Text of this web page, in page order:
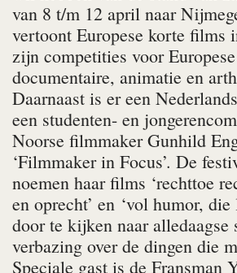
van 8 t/m 12 april naar
vertoont Europese korte films
zijn competities voor
documentaire, animatie en
Daarnaast is er een
een studenten- en
Noorse filmmaker Gunhild
‘Filmmaker in Focus’. De
noemen haar films ‘rechttoe
en oprecht’ en ‘vol humor,
door te kijken naar alledaagse
verbazing over de dingen die
Speciale gast is de Fransman